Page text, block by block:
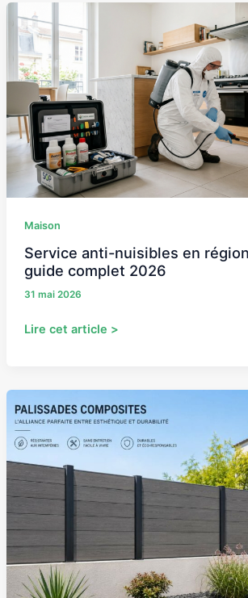
Maison
Service anti-nuisibles en
guide complet 2026
31 mai 2026
Service
anti-
nuisibles
en
région
lyonnaise
:
guide
complet
2026
Lire cet article >
avantages
et
la
palissade
composite